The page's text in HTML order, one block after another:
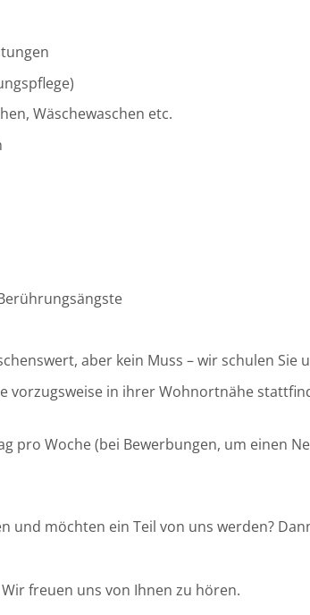
Wäschewaschen etc.
aber kein Muss – wir schulen Sie
vorzugsweise in ihrer Wohnortnähe
pro Woche (bei Bewerbungen, um einen
und möchten ein Teil von uns werden?
freuen uns von Ihnen zu hören.